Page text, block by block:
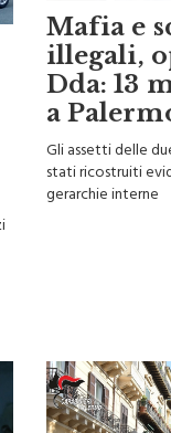
Mafia e
illegali,
Dda: 13
a
Gli assetti delle
stati ricostruiti
gerarchie interne